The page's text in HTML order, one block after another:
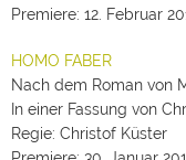
Premiere: 12. Februar
HOMO FABER
Nach dem Roman von
In einer Fassung von
Regie: Christof Küster